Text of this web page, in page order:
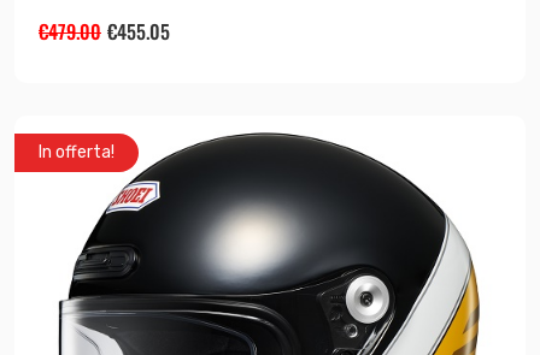
€479.00 €455.05
In offerta!